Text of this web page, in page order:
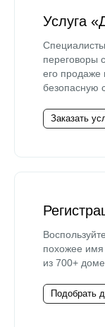
Услуга
переговоры
его продаже
безопасную
Заказать
похожее
из 700+
Подобрать